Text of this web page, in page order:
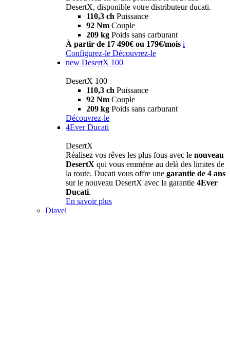
DesertX, disponible votre distributeur ducati.
110,3 ch Puissance
92 Nm Couple
209 kg Poids sans carburant
À partir de 17 490€ ou 179€/mois i
Configurez-le Découvrez-le
new DesertX 100
DesertX 100
110,3 ch Puissance
92 Nm Couple
209 kg Poids sans carburant
Découvrez-le
4Ever Ducati
DesertX
Réalisez vos rêves les plus fous avec le nouveau
DesertX qui vous emmène au delà des limites de
la route. Ducati vous offre une garantie de 4 ans
sur le nouveau DesertX avec la garantie 4Ever
Ducati.
En savoir plus
Diavel